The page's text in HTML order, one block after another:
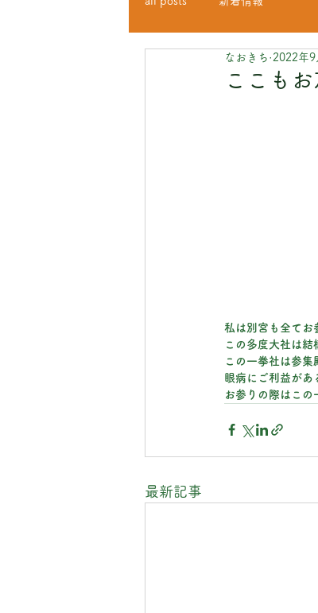
ここも
なおきち 2022年9
私は別宮も全てお
この多度大社は結
この一拳社は参集
眼病にご利益があ
お参りの際はこ
最新記事